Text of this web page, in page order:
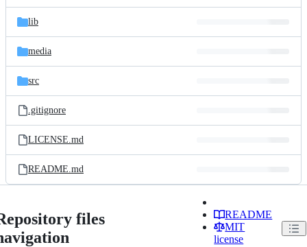
lib
media
src
.gitignore
LICENSE.md
README.md
files
README
MIT
license